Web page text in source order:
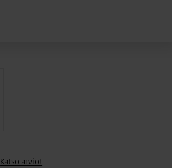
Katso arviot